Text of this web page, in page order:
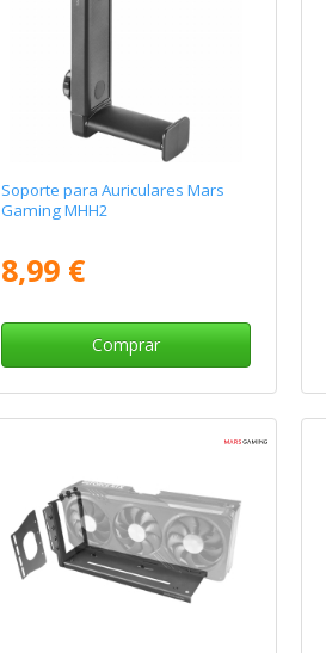
Soporte para Auriculares Mars
Gaming MHH2
8,99 €
Comprar